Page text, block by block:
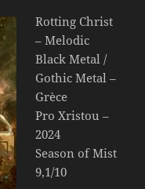
Rotting Christ
– Melodic
Black Metal /
Gothic Metal –
Grèce
Pro Xristou –
2024
Season of Mist
9,1/10